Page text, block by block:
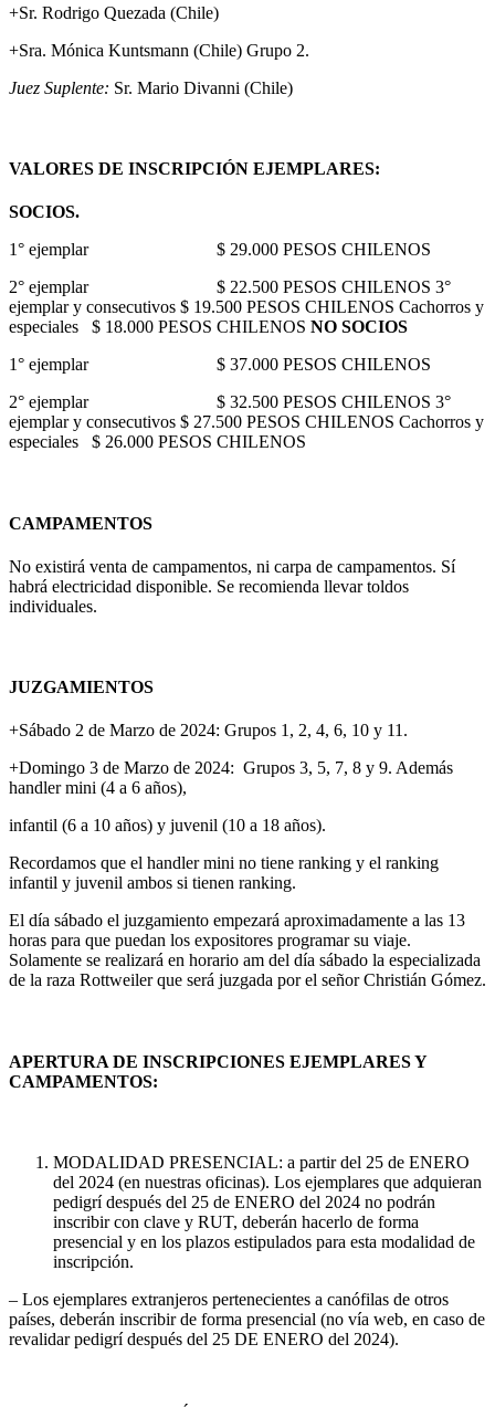
+Sr. Rodrigo Quezada (Chile)
+Sra. Mónica Kuntsmann (Chile) Grupo 2.
Juez Suplente: Sr. Mario Divanni (Chile)
VALORES DE INSCRIPCIÓN EJEMPLARES:
SOCIOS.
1° ejemplar $ 29.000 PESOS CHILENOS
2° ejemplar $ 22.500 PESOS CHILENOS 3°
ejemplar y consecutivos $ 19.500 PESOS CHILENOS Cachorros y
especiales $ 18.000 PESOS CHILENOS NO SOCIOS
1° ejemplar $ 37.000 PESOS CHILENOS
2° ejemplar $ 32.500 PESOS CHILENOS 3°
ejemplar y consecutivos $ 27.500 PESOS CHILENOS Cachorros y
especiales $ 26.000 PESOS CHILENOS
CAMPAMENTOS
No existirá venta de campamentos, ni carpa de campamentos. Sí
habrá electricidad disponible. Se recomienda llevar toldos
individuales.
JUZGAMIENTOS
+Sábado 2 de Marzo de 2024: Grupos 1, 2, 4, 6, 10 y 11.
+Domingo 3 de Marzo de 2024: Grupos 3, 5, 7, 8 y 9. Además
handler mini (4 a 6 años),
infantil (6 a 10 años) y juvenil (10 a 18 años).
Recordamos que el handler mini no tiene ranking y el ranking
infantil y juvenil ambos si tienen ranking.
El día sábado el juzgamiento empezará aproximadamente a las 13
horas para que puedan los expositores programar su viaje.
Solamente se realizará en horario am del día sábado la especializada
de la raza Rottweiler que será juzgada por el señor Christián Gómez.
APERTURA DE INSCRIPCIONES EJEMPLARES Y
CAMPAMENTOS:
MODALIDAD PRESENCIAL: a partir del 25 de ENERO
del 2024 (en nuestras oficinas). Los ejemplares que adquieran
pedigrí después del 25 de ENERO del 2024 no podrán
inscribir con clave y RUT, deberán hacerlo de forma
presencial y en los plazos estipulados para esta modalidad de
inscripción.
– Los ejemplares extranjeros pertenecientes a canófilas de otros
países, deberán inscribir de forma presencial (no vía web, en caso de
revalidar pedigrí después del 25 DE ENERO del 2024).